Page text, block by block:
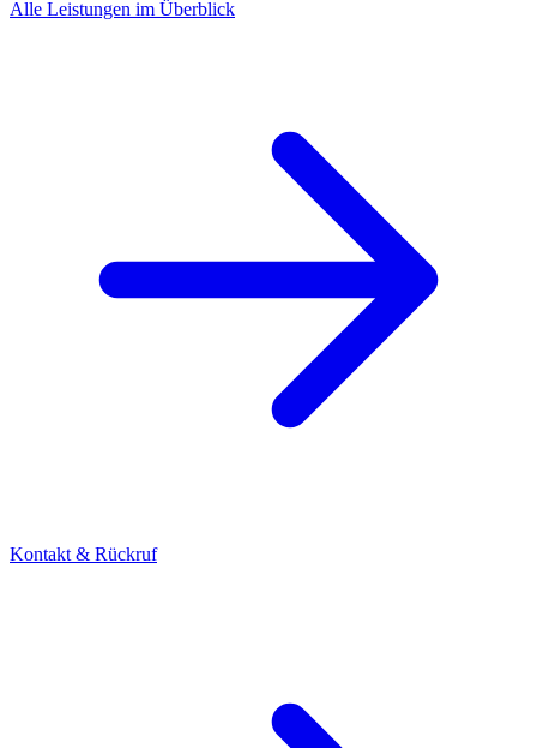
Alle Leistungen im Überblick
Kontakt & Rückruf